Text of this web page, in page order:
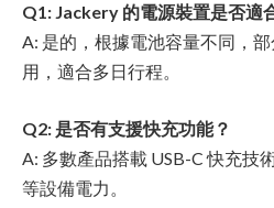
Q1: Jackery 的電源裝置是否適
A: 是的，根據電池容量不同，
用，適合多日行程。
Q2: 是否有支援快充功能？
A: 多數產品搭載 USB-C 快充技
等設備電力。